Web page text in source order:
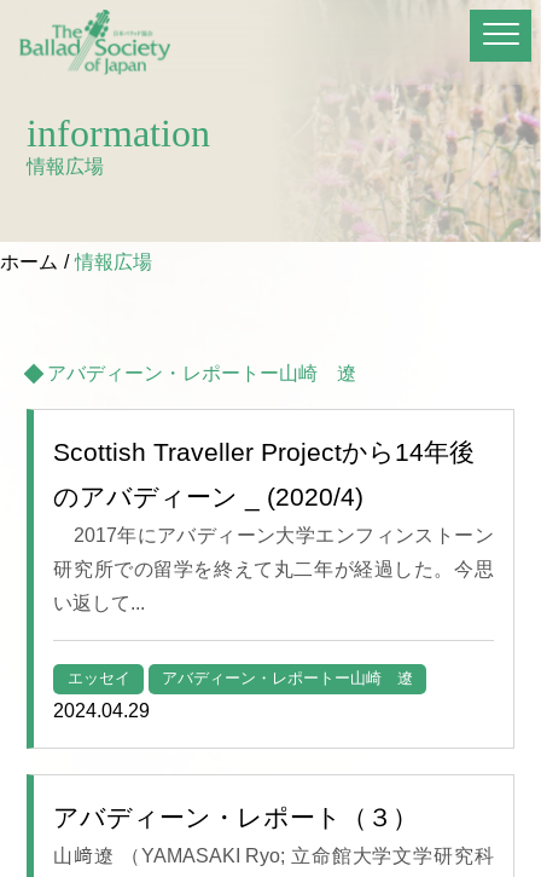
information
情報広場
ホーム 情報広場
アバディーン・レポートー山崎 遼
Scottish Traveller Projectから14年後
のアバディーン _ (2020/4)
2017年にアバディーン大学エンフィンストーン
研究所での留学を終えて丸二年が経過した。今思
い返して...
エッセイ アバディーン・レポートー山崎 遼
2024.04.29
アバディーン・レポート（３）
山﨑遼 （YAMASAKI Ryo; 立命館大学文学研究科